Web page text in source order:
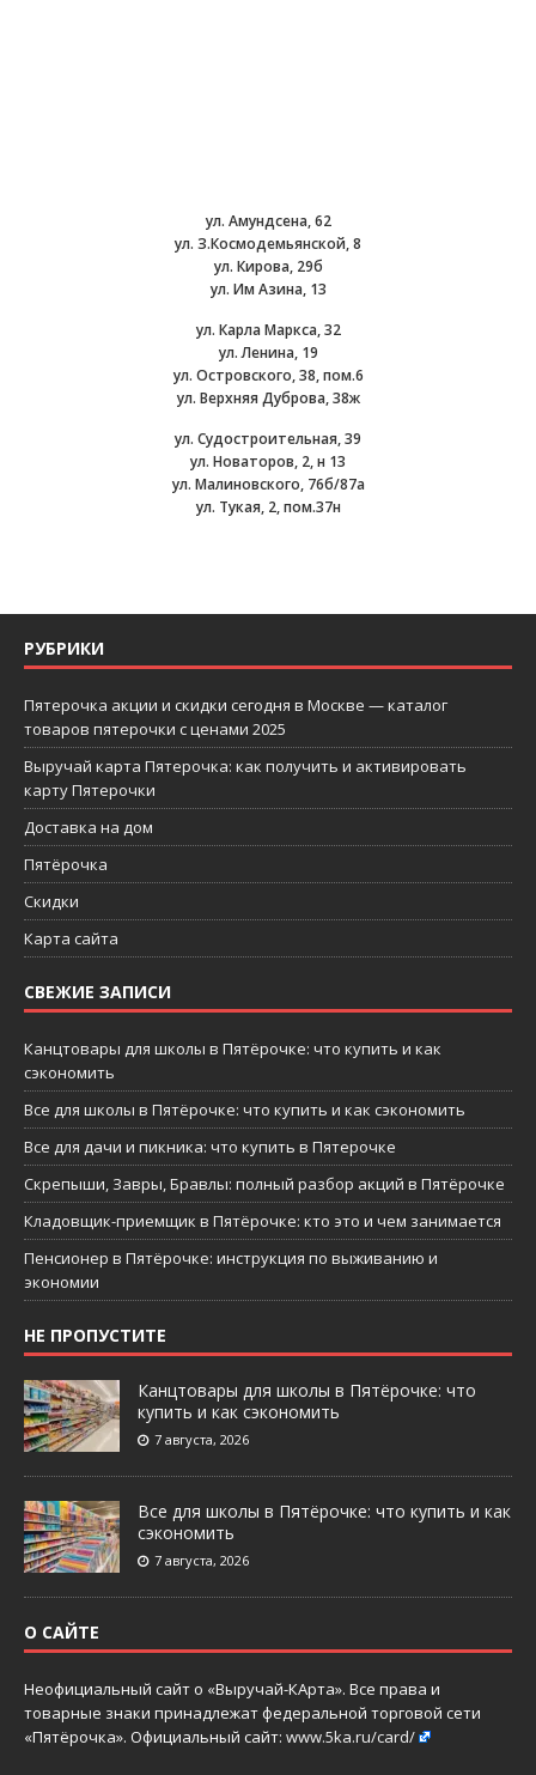
ул. Амундсена, 62
ул. З.Космодемьянской, 8
ул. Кирова, 29б
ул. Им Азина, 13
ул. Карла Маркса, 32
ул. Ленина, 19
ул. Островского, 38, пом.6
ул. Верхняя Дуброва, 38ж
ул. Судостроительная, 39
ул. Новаторов, 2, н 13
ул. Малиновского, 76б/87а
ул. Тукая, 2, пом.37н
РУБРИКИ
Пятерочка акции и скидки сегодня в Москве — каталог
товаров пятерочки с ценами 2025
Выручай карта Пятерочка: как получить и активировать
карту Пятерочки
Доставка на дом
Пятёрочка
Скидки
Карта сайта
СВЕЖИЕ ЗАПИСИ
Канцтовары для школы в Пятёрочке: что купить и как
сэкономить
Все для школы в Пятёрочке: что купить и как сэкономить
Все для дачи и пикника: что купить в Пятерочке
Скрепыши, Завры, Бравлы: полный разбор акций в Пятёрочке
Кладовщик-приемщик в Пятёрочке: кто это и чем занимается
Пенсионер в Пятёрочке: инструкция по выживанию и
экономии
НЕ ПРОПУСТИТЕ
Канцтовары для школы в Пятёрочке: что
купить и как сэкономить
7 августа, 2026
Все для школы в Пятёрочке: что купить и как
сэкономить
7 августа, 2026
О САЙТЕ
Неофициальный сайт о «Выручай-КАрта». Все права и
товарные знаки принадлежат федеральной торговой сети
«Пятёрочка». Официальный сайт: www.5ka.ru/card/